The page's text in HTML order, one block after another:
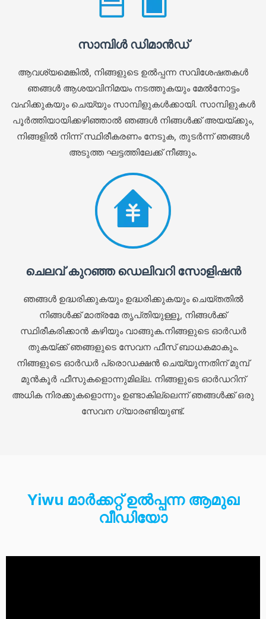
സാമ്പിൾ ഡിമാൻഡ്
ആവശ്യമെങ്കിൽ, നിങ്ങളുടെ ഉൽപ്പന്ന സവിശേഷതകൾ
ഞങ്ങൾ ആശയവിനിമയം നടത്തുകയും മേൽനോട്ടം
വഹിക്കുകയും ചെയ്യും സാമ്പിളുകൾക്കായി. സാമ്പിളുകൾ
പൂർത്തിയായിക്കഴിഞ്ഞാൽ ഞങ്ങൾ നിങ്ങൾക്ക് അയയ്ക്കും,
നിങ്ങളിൽ നിന്ന് സ്ഥിരീകരണം നേടുക, തുടർന്ന് ഞങ്ങൾ
അടുത്ത ഘട്ടത്തിലേക്ക് നീങ്ങും.
ചെലവ് കുറഞ്ഞ ഡെലിവറി സോളിഷൻ
ഞങ്ങൾ ഉദ്ധരിക്കുകയും ഉദ്ധരിക്കുകയും ചെയ്‌തതിൽ
നിങ്ങൾക്ക് മാത്രമേ തൃപ്‌തിയുള്ളൂ, നിങ്ങൾക്ക്
സ്ഥിരീകരിക്കാൻ കഴിയും വാങ്ങുക.നിങ്ങളുടെ ഓർഡർ
തുകയ്ക്ക് ഞങ്ങളുടെ സേവന ഫീസ് ബാധകമാകും.
നിങ്ങളുടെ ഓർഡർ പ്രൊഡക്ഷൻ ചെയ്യുന്നതിന് മുമ്പ്
മുൻകൂർ ഫീസുകളൊന്നുമില്ല. നിങ്ങളുടെ ഓർഡറിന്
അധിക നിരക്കുകളൊന്നും ഉണ്ടാകില്ലെന്ന് ഞങ്ങൾക്ക് ഒരു
സേവന ഗ്യാരണ്ടിയുണ്ട്.
Yiwu മാർക്കറ്റ് ഉൽപ്പന്ന ആമുഖ
വീഡിയോ